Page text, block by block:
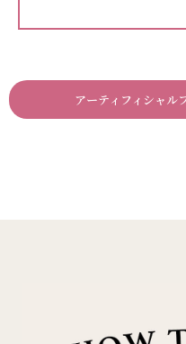
アーティフィシャル